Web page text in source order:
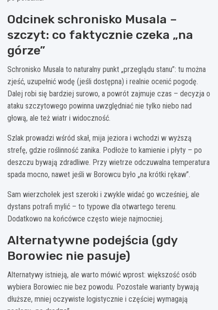
Odcinek schronisko Musala –
szczyt: co faktycznie czeka „na
górze”
Schronisko Musala to naturalny punkt „przeglądu stanu”: tu można
zjeść, uzupełnić wodę (jeśli dostępna) i realnie ocenić pogodę.
Dalej robi się bardziej surowo, a powrót zajmuje czas – decyzja o
ataku szczytowego powinna uwzględniać nie tylko niebo nad
głową, ale też wiatr i widoczność.
Szlak prowadzi wśród skał, mija jeziora i wchodzi w wyższą
strefę, gdzie roślinność zanika. Podłoże to kamienie i płyty – po
deszczu bywają zdradliwe. Przy wietrze odczuwalna temperatura
spada mocno, nawet jeśli w Borowcu było „na krótki rękaw”.
Sam wierzchołek jest szeroki i zwykle widać go wcześniej, ale
dystans potrafi mylić – to typowe dla otwartego terenu.
Dodatkowo na końcówce często wieje najmocniej.
Alternatywne podejścia (gdy
Borowiec nie pasuje)
Alternatywy istnieją, ale warto mówić wprost: większość osób
wybiera Borowiec nie bez powodu. Pozostałe warianty bywają
dłuższe, mniej oczywiste logistycznie i częściej wymagają